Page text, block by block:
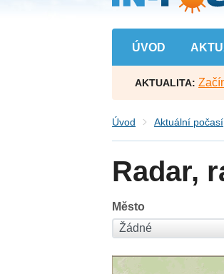
ÚVOD
AKTUALITA:
Úvod Aktuální počasí
Radar,
Město